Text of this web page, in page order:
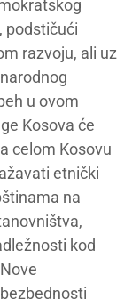
podstičući
razvoju, ali uz
u ovom
Kosova će
celom Kosovu
etnički
na
kod